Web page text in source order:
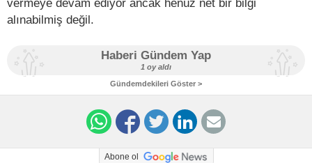
vermeye devam ediyor ancak henüz net bir bilgi
alınabilmiş değil.
Haberi Gündem Yap
1 oy aldı
Gündemdekileri Göster >
Abone ol